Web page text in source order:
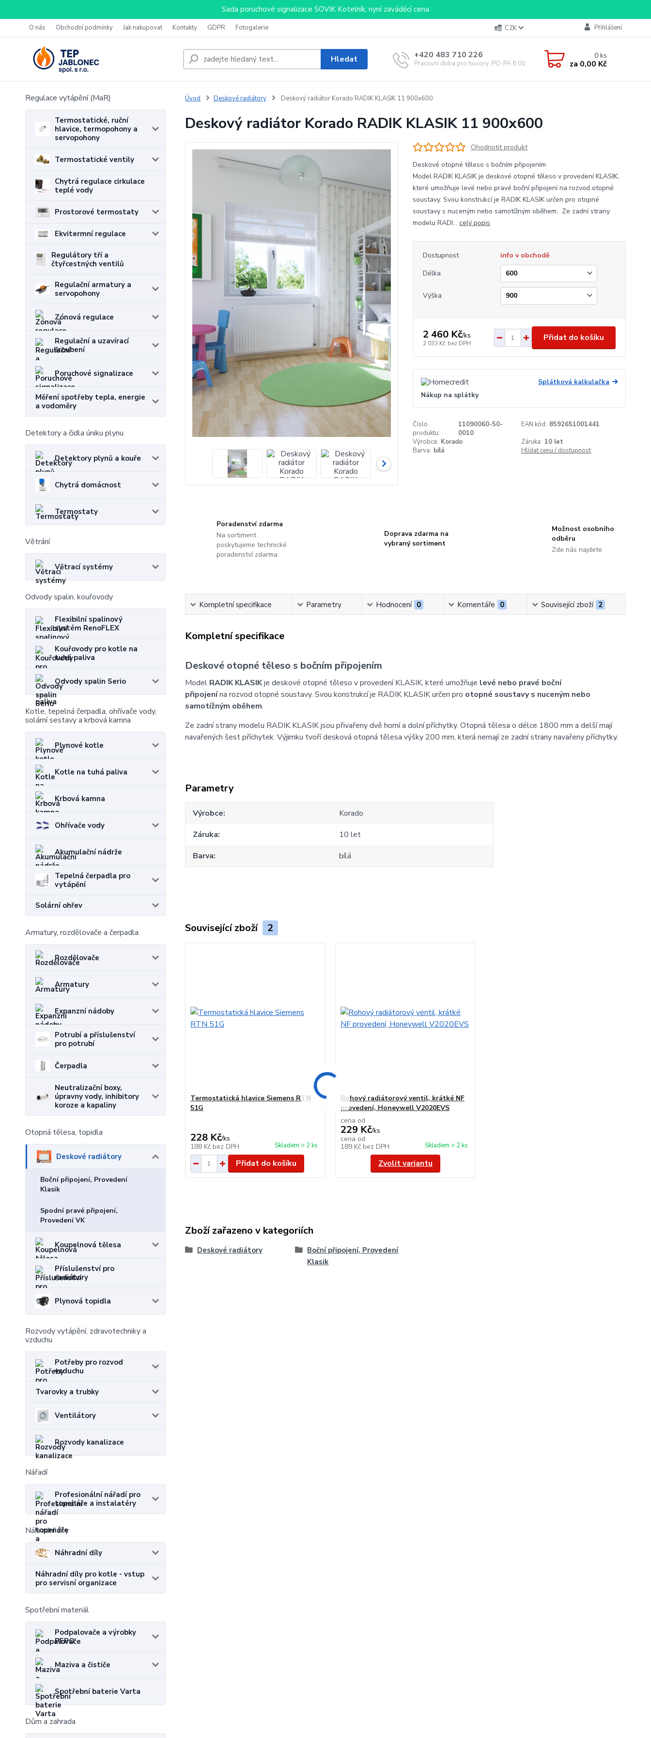
Sada poruchové signalizace SOVIK Kotelník, nyní zaváděcí cena
O nás Obchodní podmínky Jak nakupovat Kontakty GDPR Fotogalerie CZK Přihlášení
Hledat +420 483 710 226
Pracovní doba pro hovory: PO-PA 8,00-16,00
0ks
za 0,00 Kč
Regulace vytápění (MaR)
Termostatické, ruční
hlavice, termopohony a
servopohony
Termostatické ventily
Chytrá regulace cirkulace
teplé vody
Prostorové termostaty
Ekvitermní regulace
Regulátory tří a
čtyřcestných ventilů
Regulační armatury a
servopohony
Zónová regulace
Regulační a uzavírací
šroubení
Poruchové signalizace
Měření spotřeby tepla, energie
a vodoměry
Detektory a čidla úniku plynu
Detektory plynů a kouře
Chytrá domácnost
Termostaty
Větrání
Větrací systémy
Odvody spalin, kouřovody
Flexibilní spalinový
systém RenoFLEX
Kouřovody pro kotle na
tuhá paliva
Odvody spalin Serio
Kotle, tepelná čerpadla, ohřívače vody,
solární sestavy a krbová kamna
Plynové kotle
Kotle na tuhá paliva
Krbová kamna
Ohřívače vody
Akumulační nádrže
Tepelná čerpadla pro
vytápění
Solární ohřev
Armatury, rozdělovače a čerpadla
Rozdělovače
Armatury
Expanzní nádoby
Potrubí a příslušenství
pro potrubí
Čerpadla
Neutralizační boxy,
úpravny vody, inhibitory
koroze a kapaliny
Otopná tělesa, topidla
Deskové radiátory
Boční připojení, Provedení
Klasik
Spodní pravé připojení,
Provedení VK
Koupelnová tělesa
Příslušenství pro
radiátory
Plynová topidla
Rozvody vytápění, zdravotechniky a
vzduchu
Potřeby pro rozvod
vzduchu
Tvarovky a trubky
Ventilátory
Rozvody kanalizace
Nářadí
Profesionální nářadí pro
topenáře a instalatéry
Náhradní díly
Náhradní díly
Náhradní díly pro kotle - vstup
pro servisní organizace
Spotřební materiál
Podpalovače a výrobky
PEPO
Maziva a čističe
Spotřební baterie Varta
Dům a zahrada
Úvod Deskové radiátory Deskový radiátor Korado RADIK KLASIK 11 900x600
Deskový radiátor Korado RADIK KLASIK 11 900x600
Ohodnotit produkt
Deskové otopné těleso s bočním připojením
Model RADIK KLASIK je deskové otopné těleso v provedení KLASIK,
které umožňuje levé nebo pravé boční připojení na rozvod otopné
soustavy. Svou konstrukcí je RADIK KLASIK určen pro otopné
soustavy s nuceným nebo samotížným oběhem. Ze zadní strany
modelu RADI... celý popis
Dostupnost
info v obchodě
Délka
Výška
2 460 Kč/ks
2 033 Kč bez DPH
Přidat do košíku
Splátková kalkulačka
Nákup na splátky
Číslo
produktu:
11090060-50-
0010
EAN kód: 8592651001441
Výrobce: Korado Záruka: 10 let
Barva: bílá Hlídat cenu / dostupnost
Poradenství zdarma
Na sortiment
poskytujeme technické
poradenství zdarma
Doprava zdarma na
vybraný sortiment
Možnost osobního
odběru
Zde nás najdete
Kompletní specifikace Parametry Hodnocení 0 Komentáře 0 Související zboží 2
Kompletní specifikace
Deskové otopné těleso s bočním připojením
Model RADIK KLASIKje deskové otopné těleso v provedení KLASIK, které umožňuje levé nebo pravé boční
připojenína rozvod otopné soustavy. Svou konstrukcí je RADIK KLASIK určen pro otopné soustavy s nuceným nebo
samotížným oběhem.
Ze zadní strany modelu RADIK KLASIK jsou přivařeny dvě horní a dolní příchytky. Otopná tělesa o délce 1800 mm a delší mají
navařených šest příchytek. Výjimku tvoří desková otopná tělesa výšky 200 mm, která nemají ze zadní strany navařeny příchytky.
Parametry
Výrobce
Korado
Záruka
10 let
Barva
bílá
Související zboží 2
Termostatická hlavice Siemens RTN
51G
228 Kč/ks
188 Kč bez DPH Skladem > 2 ks
Přidat do košíku
Rohový radiátorový ventil, krátké NF
provedení, Honeywell V2020EVS
cena od
229 Kč/ks
cena od
189 Kč bez DPH Skladem > 2 ks
Zvolit variantu
Zboží zařazeno v kategoriích
Deskové radiátory
Boční připojení, Provedení
Klasik